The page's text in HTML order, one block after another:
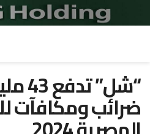
“شل”
ضرائب ومكافآت